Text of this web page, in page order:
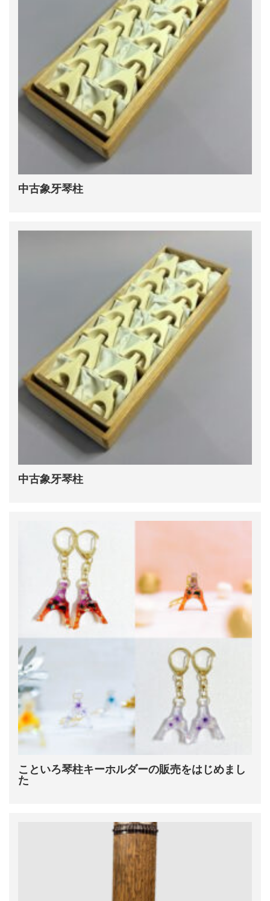
中古象牙琴柱
中古象牙琴柱
こといろ琴柱キーホルダーの販売をはじめまし
た